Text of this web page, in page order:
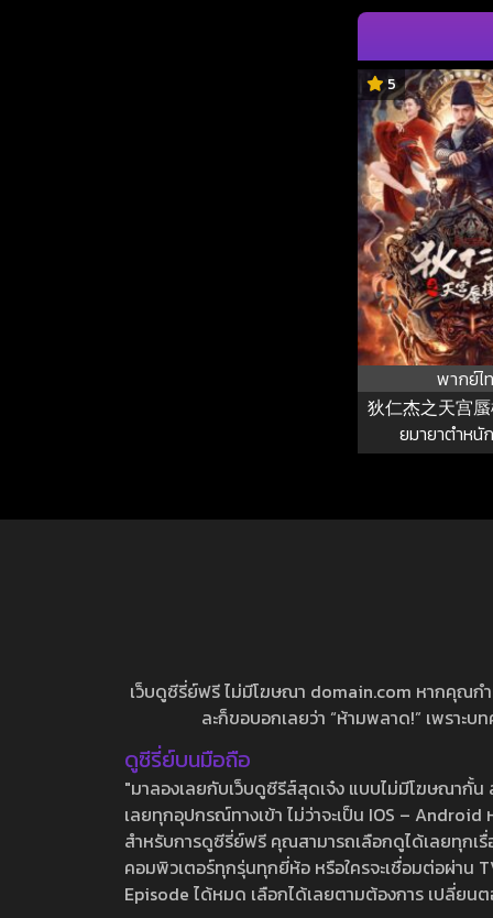
5
พากย์ไ
狄仁杰之天宫蜃
ยมายาตำหนั
เว็บดูซีรี่ย์ฟรี ไม่มีโฆษณา domain.com หากคุณก
ละก็ขอบอกเลยว่า “ห้ามพลาด!” เพราะ
ดูซีรี่ย์บนมือถือ
"มาลองเลยกับเว็บดูซีรีส์สุดเจ๋ง แบบไม่มีโฆษณากั้
เลยทุกอุปกรณ์ทางเข้า ไม่ว่าจะเป็น IOS –
สำหรับการดูซีรี่ย์ฟรี คุณสามารถเลือกดูได้เลยทุกเ
คอมพิวเตอร์ทุกรุ่นทุกยี่ห้อ หรือใครจะเชื่อมต่อผ่าน
Episode ได้หมด เลือกได้เลยตามต้องการ เปลี่ยน